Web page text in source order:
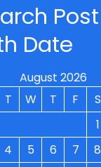
Post
Date
August 2026
T W T F S
1
4 5 6 7 8